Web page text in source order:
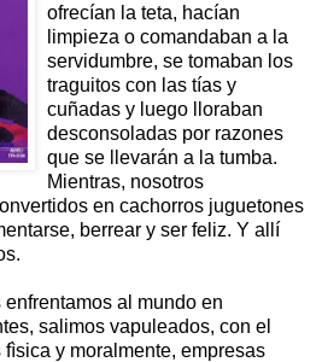
ofrecían la teta, hacían
limpieza o comandaban a la
servidumbre, se tomaban los
traguitos con las tías y
cuñadas y luego lloraban
desconsoladas por razones
que se llevarán a la tumba.
Mientras, nosotros
en cachorros juguetones
berrear y ser feliz. Y allí
al mundo en
salimos vapuleados, con el
y moralmente, empresas